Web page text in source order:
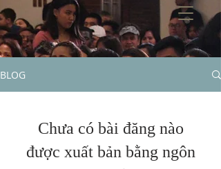
BLOG
Chưa có bài đăng nào
được xuất bản bằng ngôn